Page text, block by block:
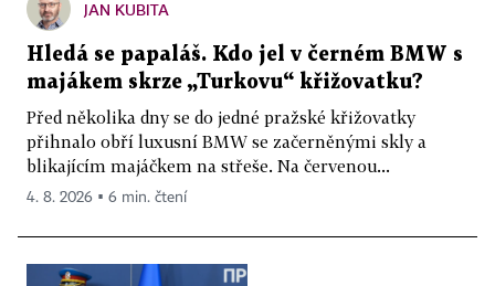
JAN KUBITA
Hledá se papaláš. Kdo jel v černém BMW s
majákem skrze „Turkovu“ křižovatku?
Před několika dny se do jedné pražské křižovatky
přihnalo obří luxusní BMW se začerněnými skly a
blikajícím majáčkem na střeše. Na červenou...
4. 8. 2026 ▪ 6 min. čtení